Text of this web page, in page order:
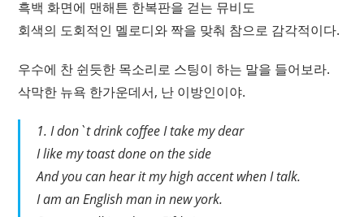
흑백 화면에 맨해튼 한복판을 걷는 뮤비도
회색의 도회적인 멜로디와 짝을 맞춰 참으로 감각적이다.
우수에 찬 쉰듯한 목소리로 스팅이 하는 말을 들어보라.
삭막한 뉴욕 한가운데서, 난 이방인이야.
1. I don`t drink coffee I take my dear
I like my toast done on the side
And you can hear it my high accent when I talk.
I am an English man in new york.